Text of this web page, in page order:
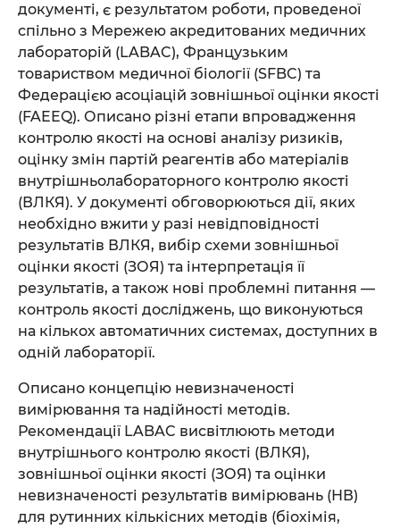
документі, є результатом роботи, проведеної
спільно з Мережею акредитованих медичних
лабораторій (LABAC), Французьким
товариством медичної біології (SFBC) та
Федерацією асоціацій зовнішньої оцінки якості
(FAEEQ). Описано різні етапи впровадження
контролю якості на основі аналізу ризиків,
оцінку змін партій реагентів або матеріалів
внутрішньолабораторного контролю якості
(ВЛКЯ). У документі обговорюються дії, яких
необхідно вжити у разі невідповідності
результатів ВЛКЯ, вибір схеми зовнішньої
оцінки якості (ЗОЯ) та інтерпретація її
результатів, а також нові проблемні питання —
контроль якості досліджень, що виконуються
на кількох автоматичних системах, доступних в
одній лабораторії.
Описано концепцію невизначеності
вимірювання та надійності методів.
Рекомендації LABAC висвітлюють методи
внутрішнього контролю якості (ВЛКЯ),
зовнішньої оцінки якості (ЗОЯ) та оцінки
невизначеності результатів вимірювань (НВ)
для рутинних кількісних методів (біохімія,